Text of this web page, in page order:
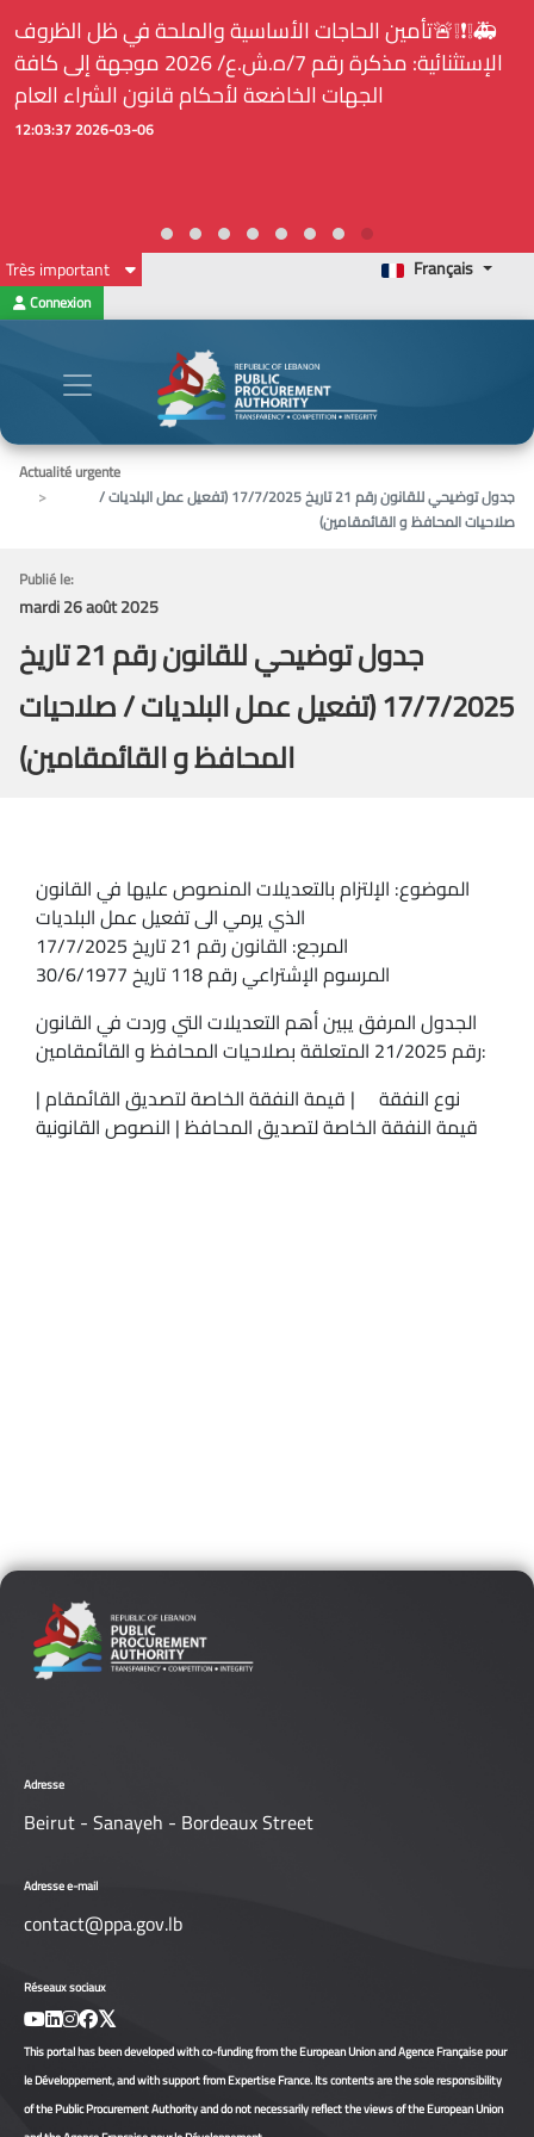
🚑❕❗❕🚨تأمين الحاجات الأساسية والملحة في ظل الظروف
الإستثنائية: مذكرة رقم 7/ه.ش.ع/ 2026 موجهة إلى كافة
الجهات الخاضعة لأحكام قانون الشراء العام
2026-03-06 12:03:37
Très important Français
Connexion
Actualité urgente
جدول توضيحي للقانون رقم 21 تاريخ 17/7/2025 (تفعيل عمل البلديات /
صلاحيات المحافظ و القائمقامين)
Publié le:
mardi 26 août 2025
جدول توضيحي للقانون رقم 21 تاريخ
17/7/2025 (تفعيل عمل البلديات / صلاحيات
المحافظ و القائمقامين)
الموضوع: الإلتزام بالتعديلات المنصوص عليها في القانون
الجدول المرفق يبين أهم التعديلات التي وردت في القانون
رقم 21/2025 المتعلقة بصلاحيات المحافظ و القائمقامين:
نوع النفقة | قيمة النفقة الخاصة لتصديق القائمقام |
قيمة النفقة الخاصة لتصديق المحافظ | النصوص القانونية
Adresse
Beirut - Sanayeh - Bordeaux Street
Adresse e-mail
contact@ppa.gov.lb
Réseaux sociaux
This portal has been developed with co-funding from the European Union and Agence Française pour
le Développement, and with support from Expertise France. Its contents are the sole responsibility
of the Public Procurement Authority and do not necessarily reflect the views of the European Union